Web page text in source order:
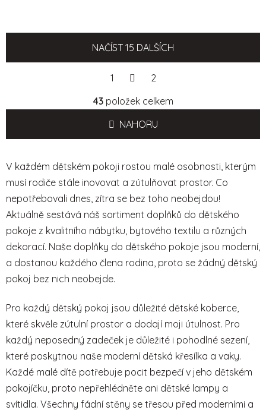
v
l
á
d
c
í
p
v
k
y
v
s
u
NAČÍST 15 DALŠÍCH
S
t
á
n
k
n
í
1
2
43položek celkem
NAHORU
V každém dětském pokoji rostou malé osobnosti, kterým
musí rodiče stále inovovat a zútulňovat prostor. Co
nepotřebovali dnes, zítra se bez toho neobejdou!
Aktuálně sestává náš sortiment doplňků do dětského
pokoje z kvalitního nábytku, bytového textilu a různých
dekorací. Naše doplňky do dětského pokoje jsou moderní,
a dostanou každého člena rodina, proto se žádný dětský
pokoj bez nich neobejde.
Pro každý dětský pokoj jsou důležité dětské koberce,
které skvěle zútulní prostor a dodají moji útulnost. Pro
každý neposedný zadeček je důležité i pohodlné sezení,
které poskytnou naše moderní dětská křesílka a vaky.
Každé malé dítě potřebuje pocit bezpečí v jeho dětském
pokojíčku, proto nepřehlédněte ani dětské lampy a
svítidla. Všechny fádní stěny se třesou před moderními a